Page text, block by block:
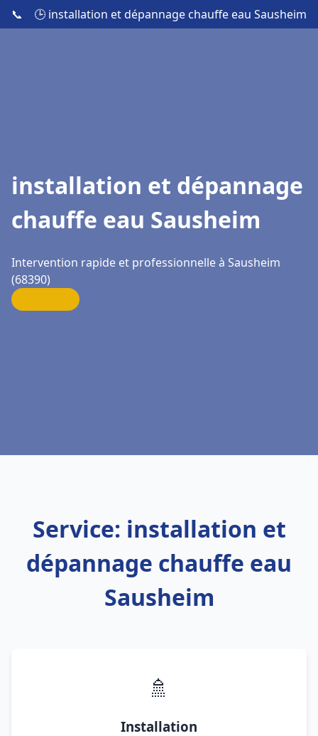
📞 🕒 installation et dépannage chauffe eau Sausheim
installation et dépannage
chauffe eau Sausheim
Intervention rapide et professionnelle à Sausheim
(68390)
Service: installation et
dépannage chauffe eau
Sausheim
🚿
Installation